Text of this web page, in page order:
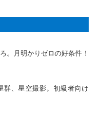
。月明かりゼロの好条件！
群、星空撮影。初級者向け